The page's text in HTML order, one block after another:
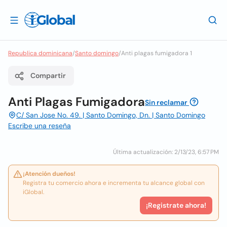
Republica dominicana/Santo domingo/Anti plagas fumigadora 1
Compartir
Anti Plagas FumigadoraSin reclamar
C/ San Jose No. 49. | Santo Domingo, Dn. | Santo Domingo
Escribe una reseña
Última actualización: 2/13/23, 6:57 PM
¡Atención dueños!
Registra tu comercio ahora e incrementa tu alcance global con
iGlobal.
¡Registrate ahora!